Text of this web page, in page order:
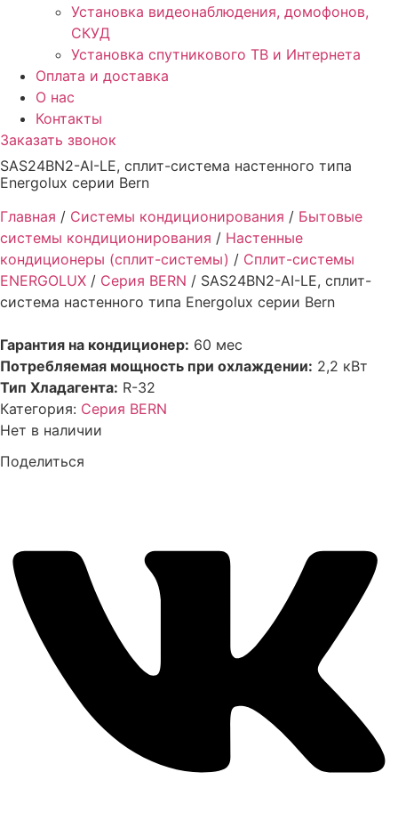
Установка видеонаблюдения, домофонов,
СКУД
Установка спутникового ТВ и Интернета
Оплата и доставка
О нас
Контакты
Заказать звонок
SAS24BN2-AI-LE, сплит-система настенного типа
Energolux серии Bern
Главная / Системы кондиционирования / Бытовые
системы кондиционирования / Настенные
кондиционеры (сплит-системы) / Сплит-системы
ENERGOLUX / Серия BERN / SAS24BN2-AI-LE, сплит-
система настенного типа Energolux серии Bern
Гарантия на кондиционер: 60 мес
Потребляемая мощность при охлаждении: 2,2 кВт
Тип Хладагента: R-32
Категория: Серия BERN
Нет в наличии
Поделиться